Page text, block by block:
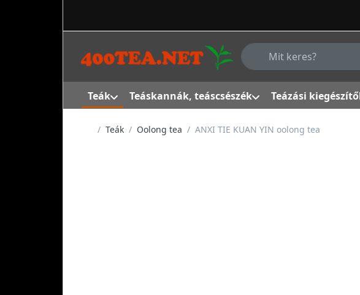
Adja meg a keresőszót.
Teák Teáskannák, teáscsészék Teázási
Kezdőlap
Teák Oolong tea ANXI TIE KUAN YIN oolong tea